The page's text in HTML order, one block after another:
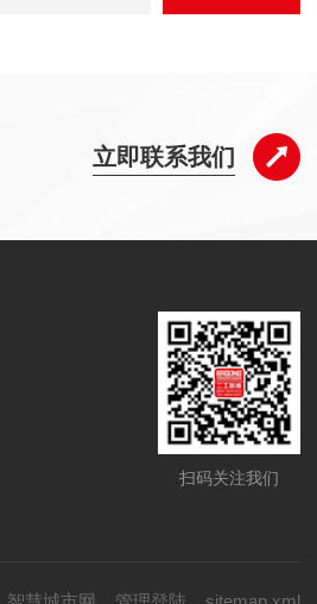
立即联系我们
扫码关注我们